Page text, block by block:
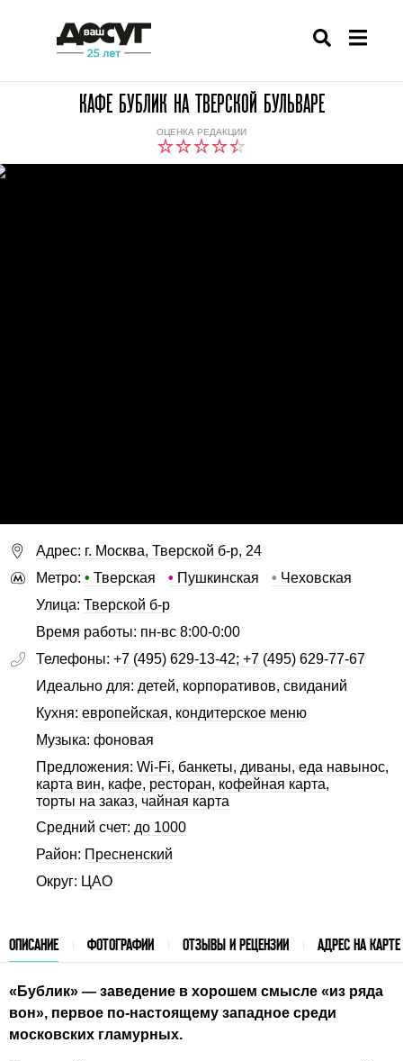
КАФЕ БУБЛИК НА ТВЕРСКОЙ БУЛЬВАРЕ
ОЦЕНКА РЕДАКЦИИ
Адрес: г. Москва, Тверской б-р, 24
Метро: • Тверская • Пушкинская • Чеховская
Улица: Тверской б-р
Время работы: пн-вс 8:00-0:00
Телефоны: +7 (495) 629-13-42; +7 (495) 629-77-67
Идеально для: детей, корпоративов, свиданий
Кухня: европейская, кондитерское меню
Музыка: фоновая
Предложения: Wi-Fi, банкеты, диваны, еда навынос,
карта вин, кафе, ресторан, кофейная карта,
торты на заказ, чайная карта
Средний счет: до 1000
Район: Пресненский
Округ: ЦАО
ОПИСАНИЕ ФОТОГРАФИИ ОТЗЫВЫ И РЕЦЕНЗИИ АДРЕС НА КАРТЕ
«Бублик» — заведение в хорошем смысле «из ряда
вон», первое по-настоящему западное среди
московских гламурных.